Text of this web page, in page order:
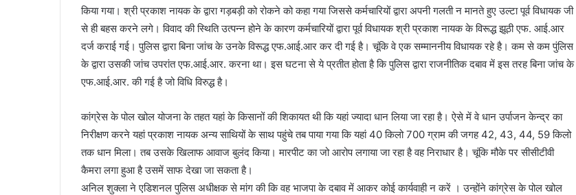
किया गया। श्री प्रकाश नायक के द्वारा गड़बड़ी को रोकने को कहा गया जिससे कर्मचारियों द्वारा अपनी गलती न मानते हुए उल्टा पूर्व विधायक जी
से ही बहस करने लगे। विवाद की स्थिति उत्पन्न होने के कारण कर्मचारियों द्वारा पूर्व विधायक श्री प्रकाश नायक के विरूद्ध झूठी एफ. आई.आर
दर्ज कराई गई। पुलिस द्वारा बिना जांच के उनके विरूद्ध एफ.आई.आर कर दी गई है। चूंकि वे एक सम्माननीय विधायक रहे है। कम से कम पुंलिस
के द्वारा उसकी जांच उपरांत एफ.आई.आर. करना था। इस घटना से ये प्रतीत होता है कि पुलिस द्वारा राजनीतिक दबाव में इस तरह बिना जांच के
एफ.आई.आर. की गई है जो विधि विरुद्ध है।
कांग्रेस के पोल खोल योजना के तहत यहां के किसानों की शिकायत थी कि यहां ज्यादा धान लिया जा रहा है। ऐसे में वे धान उर्पाजन केन्द्र का
निरीक्षण करने यहां प्रकाश नायक अन्य साथियों के साथ पहुंचे तब पाया गया कि यहां 40 किलो 700 ग्राम की जगह 42, 43, 44, 59 किलो
तक धान मिला। तब उसके खिलाफ आवाज बुलंद किया। मारपीट का जो आरोप लगाया जा रहा है वह निराधार है। चूंकि मौके पर सीसीटीवी
कैमरा लगा हुआ है उसमें साफ देखा जा सकता है।
अनिल शुक्ला ने एडिशनल पुलिस अधीक्षक से मांग की कि वह भाजपा के दबाव में आकर कोई कार्यवाही न करें । उन्होंने कांग्रेस के पोल खोल